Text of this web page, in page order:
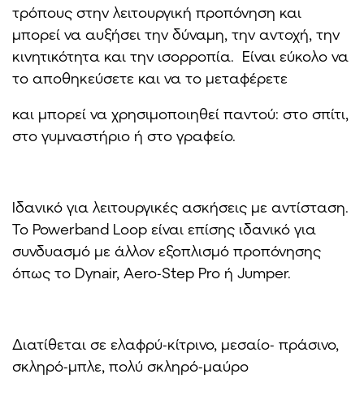
τρόπους στην λειτουργική προπόνηση και
μπορεί να αυξήσει την δύναμη, την αντοχή, την
κινητικότητα και την ισορροπία. Είναι εύκολο να
το αποθηκεύσετε και να το μεταφέρετε
και μπορεί να χρησιμοποιηθεί παντού: στο σπίτι,
στο γυμναστήριο ή στο γραφείο.
Ιδανικό για λειτουργικές ασκήσεις με αντίσταση.
Το Powerband Loop είναι επίσης ιδανικό για
συνδυασμό με άλλον εξοπλισμό προπόνησης
όπως το Dynair, Aero-Step Pro ή Jumper.
Διατίθεται σε ελαφρύ-κίτρινο, μεσαίο- πράσινο,
σκληρό-μπλε, πολύ σκληρό-μαύρο